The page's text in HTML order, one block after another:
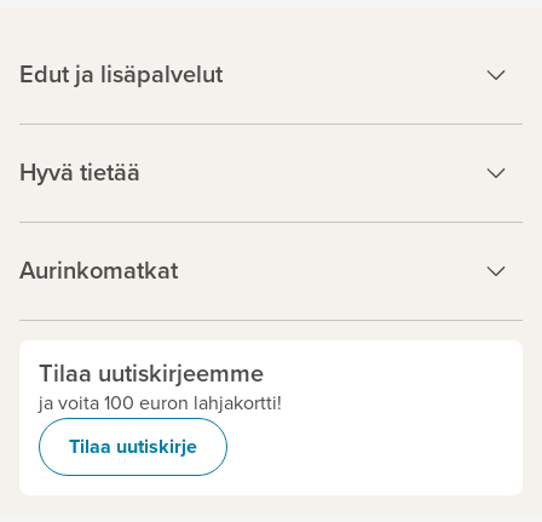
Edut ja lisäpalvelut
Hyvä tietää
Aurinkomatkat
Tilaa uutiskirjeemme
ja voita 100 euron lahjakortti!
Tilaa uutiskirje